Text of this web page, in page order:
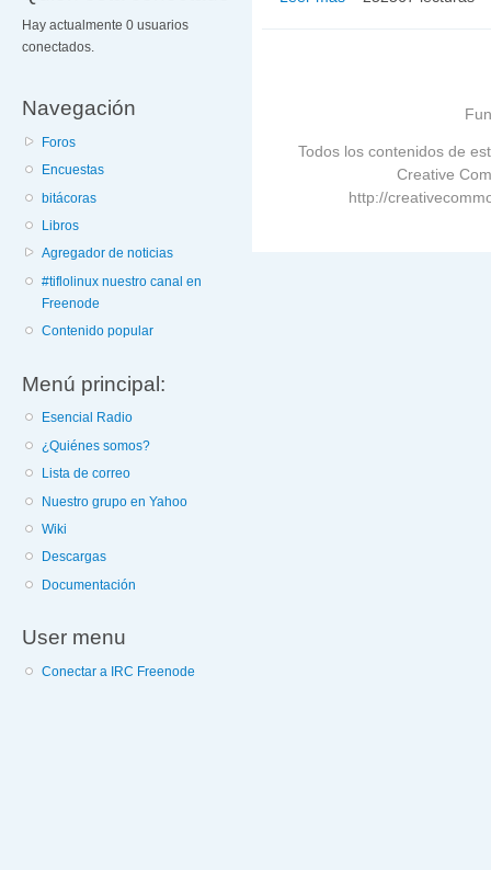
Hay actualmente 0 usuarios
conectados.
Navegación
Foros
Encuestas
bitácoras
Libros
Agregador de noticias
#tiflolinux nuestro canal en
Freenode
Contenido popular
Menú principal:
Esencial Radio
¿Quiénes somos?
Lista de correo
Nuestro grupo en Yahoo
Wiki
Descargas
Documentación
User menu
Conectar a IRC Freenode
Todos los contenidos de
Creative
http://